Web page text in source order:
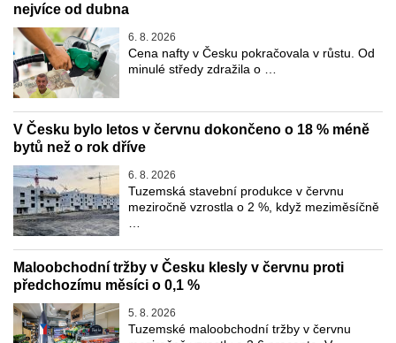
nejvíce od dubna
6. 8. 2026
Cena nafty v Česku pokračovala v růstu. Od
minulé středy zdražila o …
V Česku bylo letos v červnu dokončeno o 18 % méně
bytů než o rok dříve
6. 8. 2026
Tuzemská stavební produkce v červnu
meziročně vzrostla o 2 %, když meziměsíčně
Maloobchodní tržby v Česku klesly v červnu proti
předchozímu měsíci o 0,1 %
5. 8. 2026
Tuzemské maloobchodní tržby v červnu